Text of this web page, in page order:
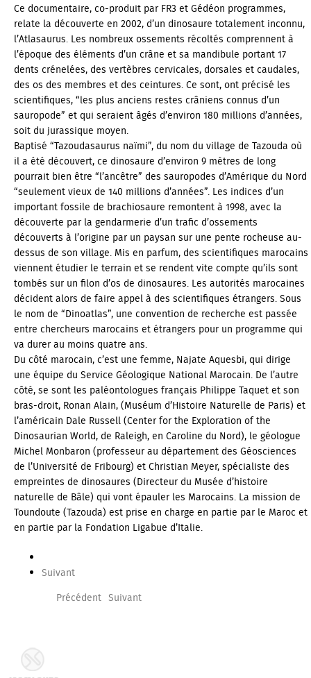
Ce documentaire, co-produit par FR3 et Gédéon programmes,
relate la découverte en 2002, d’un dinosaure totalement inconnu,
l’Atlasaurus. Les nombreux ossements récoltés comprennent à
l’époque des éléments d’un crâne et sa mandibule portant 17
dents crénelées, des vertèbres cervicales, dorsales et caudales,
des os des membres et des ceintures. Ce sont, ont précisé les
scientifiques, “les plus anciens restes crâniens connus d’un
sauropode” et qui seraient âgés d’environ 180 millions d’années,
soit du jurassique moyen.
Baptisé “Tazoudasaurus naïmi”, du nom du village de Tazouda où
il a été découvert, ce dinosaure d’environ 9 mètres de long
pourrait bien être “l’ancêtre” des sauropodes d’Amérique du Nord
“seulement vieux de 140 millions d’années”. Les indices d’un
important fossile de brachiosaure remontent à 1998, avec la
découverte par la gendarmerie d’un trafic d’ossements
découverts à l’origine par un paysan sur une pente rocheuse au-
dessus de son village. Mis en parfum, des scientifiques marocains
viennent étudier le terrain et se rendent vite compte qu’ils sont
tombés sur un filon d’os de dinosaures. Les autorités marocaines
décident alors de faire appel à des scientifiques étrangers. Sous
le nom de “Dinoatlas”, une convention de recherche est passée
entre chercheurs marocains et étrangers pour un programme qui
va durer au moins quatre ans.
Du côté marocain, c’est une femme, Najate Aquesbi, qui dirige
une équipe du Service Géologique National Marocain. De l’autre
côté, se sont les paléontologues français Philippe Taquet et son
bras-droit, Ronan Alain, (Muséum d’Histoire Naturelle de Paris) et
l’américain Dale Russell (Center for the Exploration of the
Dinosaurian World, de Raleigh, en Caroline du Nord), le géologue
Michel Monbaron (professeur au département des Géosciences
de l’Université de Fribourg) et Christian Meyer, spécialiste des
empreintes de dinosaures (Directeur du Musée d’histoire
naturelle de Bâle) qui vont épauler les Marocains. La mission de
Toundoute (Tazouda) est prise en charge en partie par le Maroc et
en partie par la Fondation Ligabue d’Italie.
Suivant
Précédent Suivant